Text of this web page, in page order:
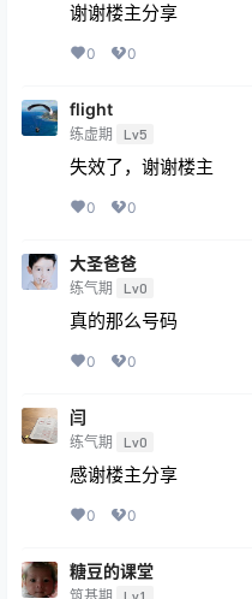
谢谢楼主分享
0 0
flight
练虚期 Lv5
失效了，谢谢楼主
0 0
大圣爸爸
练气期 Lv0
真的那么号码
0 0
闫
练气期 Lv0
感谢楼主分享
0 0
糖豆的课堂